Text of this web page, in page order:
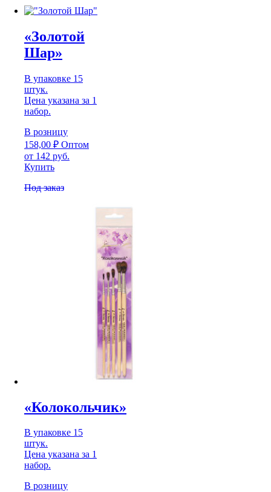
«Золотой
Шар»
В упаковке 15
штук.
Цена указана за 1
набор.
В розницу
158,00 ₽ Оптом
от 142 руб.
Купить
Под заказ
«Колокольчик»
В упаковке 15
штук.
Цена указана за 1
набор.
В розницу